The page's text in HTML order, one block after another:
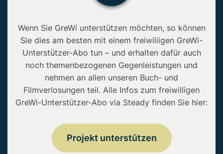
Wenn Sie GreWi unterstützen möchten, so können
Sie dies am besten mit einem freiwiliigen GreWi-
Unterstützer-Abo tun – und erhalten dafür auch
noch themenbezogenen Gegenleistungen und
nehmen an allen unseren Buch- und
Filmverlosungen teil. Alle Infos zum freiwilligen
GreWi-Unterstützer-Abo via Steady finden Sie hier:
Projekt unterstützen